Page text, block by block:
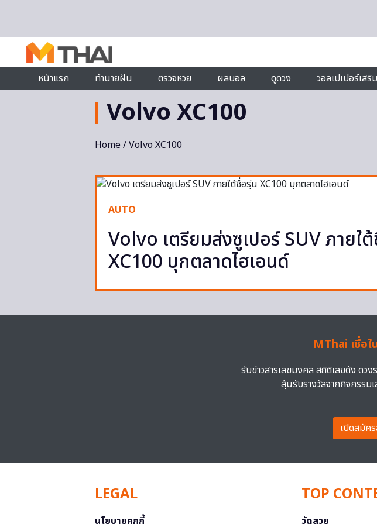
หน้าแรก
ทำนายฝัน ตรวจหวย ผลบอล ดูดวง วอลเปเปอร์เสริ
Volvo XC100
Home/ Volvo XC100
AUTO
Volvo เตรียมส่งซูเปอร์ SUV ภายใ
XC100 บุกตลาดไฮเอนด์
MThai เชื่อใ
รับข่าวสารเลขมงคล สถิติเลขดัง ดว
ลุ้นรับรางวัลจากกิจกรรม
เปิดสมัค
LEGAL
นโยบายคุกกี้
TOP
วัดสวย